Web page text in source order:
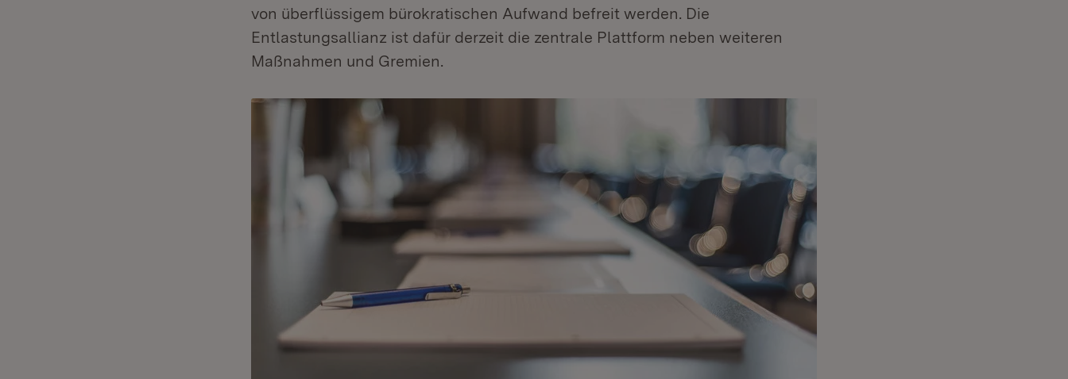
von überflüssigem bürokratischen Aufwand befreit werden. Die
Entlastungsallianz ist dafür derzeit die zentrale Plattform neben weiteren
Maßnahmen und Gremien.